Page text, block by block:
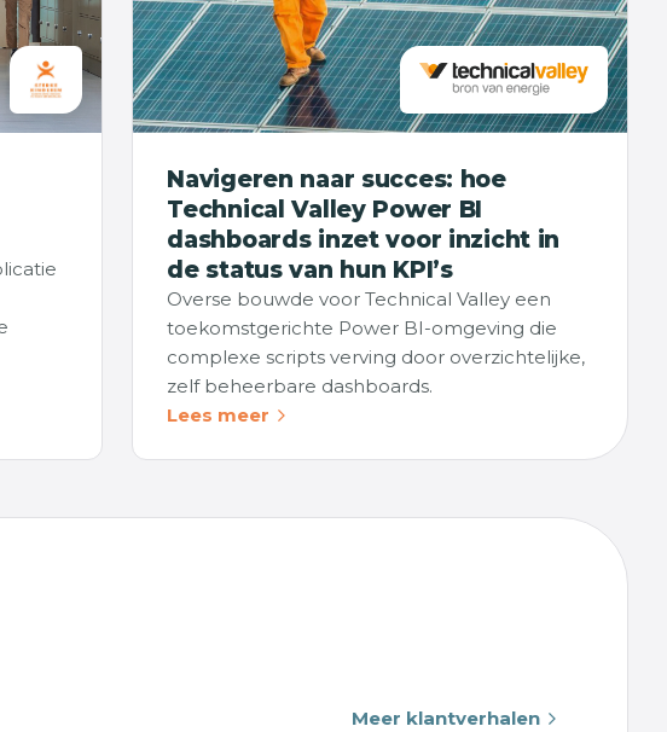
Navigeren naar succes: hoe
Technical Valley Power BI
dashboards inzet voor inzicht in
de status van hun KPI’s
Overse bouwde voor Technical Valley een
toekomstgerichte Power BI-omgeving die
complexe scripts verving door overzichtelijke,
zelf beheerbare dashboards.
Lees meer
Meer klantverhalen